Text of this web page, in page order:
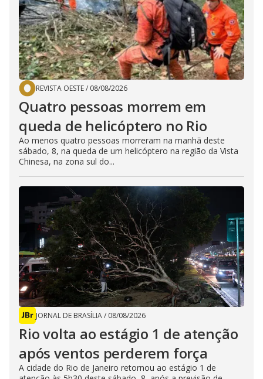
REVISTA OESTE/ 08/08/2026
Quatro pessoas morrem em
queda de helicóptero no Rio
Ao menos quatro pessoas morreram na manhã deste
sábado, 8, na queda de um helicóptero na região da Vista
Chinesa, na zona sul do...
JORNAL DE BRASÍLIA/ 08/08/2026
Rio volta ao estágio 1 de atenção
após ventos perderem força
A cidade do Rio de Janeiro retornou ao estágio 1 de